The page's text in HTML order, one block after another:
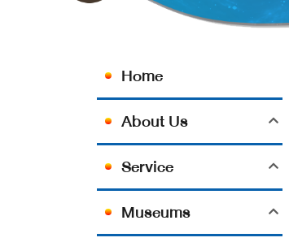
Home
About Us
Service
Museums